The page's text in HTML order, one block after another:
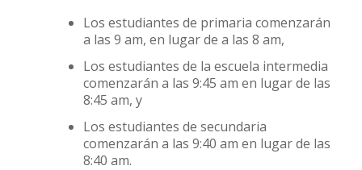
Los estudiantes de primaria comenzarán
a las 9 am, en lugar de a las 8 am,
Los estudiantes de la escuela intermedia
comenzarán a las 9:45 am en lugar de las
8:45 am, y
Los estudiantes de secundaria
comenzarán a las 9:40 am en lugar de las
8:40 am.